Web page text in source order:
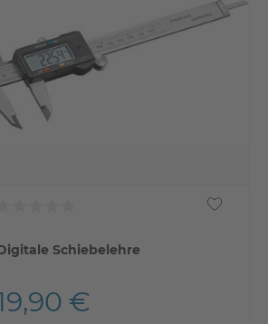
Schiebelehre
€